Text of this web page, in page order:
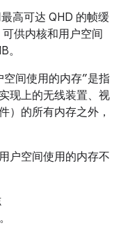
高可达 QHD 的帧缓
供内核和用户空间
。
间使用的内存”是指
现上的无线装置、视
）的所有内存之外，
户空间使用的内存不
。